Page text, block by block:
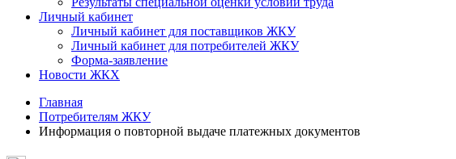
Личный кабинет
Личный кабинет для поставщиков ЖКУ
Личный кабинет для потребителей ЖКУ
Форма-заявление
Новости ЖКХ
Главная
Потребителям ЖКУ
Информация о повторной выдаче платежных документов